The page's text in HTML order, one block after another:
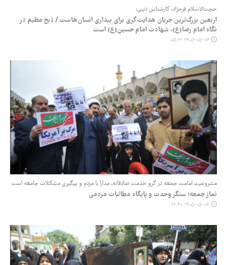
حجت‌الاسلام فرحزاد، کارشناس دینی:
اربعین بزرگ‌ترین جریان هدایت‌گری برای بیداری انسان‌هاست / ذبح عظیم در
نگاه امام رضا(ع)، شهادت امام حسین(ع) است
۱۴۰۵-۰۵-۰۷ ۰۵:۲۲
‏مشروعیت امامت جمعه در گرو خدمت صادقانه، مدارا با مردم و پیگیری مشکلات جامعه است
نماز جمعه؛ سنگر وحدت و پایگاه مطالبات مردمی
۱۴۰۵-۰۵-۰۶ ۱۲:۳۰